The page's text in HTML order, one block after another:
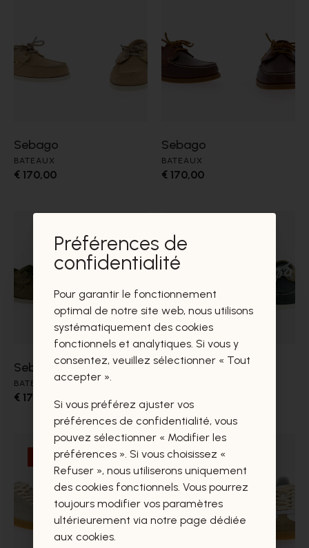
Sebago
BATEAUX
€ 170,00
Sebago
BATEAUX
€ 170,00
Sebago
BATEAUX
€ 170,00
Sebago
- 30% - 30%
Préférences de
confidentialité
Pour garantir le fonctionnement
optimal de notre site web, nous utilisons
systématiquement des cookies
fonctionnels et analytiques. Si vous y
consentez, veuillez sélectionner « Tout
accepter ».
Si vous préférez ajuster vos
préférences de confidentialité, vous
pouvez sélectionner « Modifier les
préférences ». Si vous choisissez «
Refuser », nous utiliserons uniquement
des cookies fonctionnels. Vous pourrez
toujours modifier vos paramètres
ultérieurement via notre page dédiée
aux cookies.